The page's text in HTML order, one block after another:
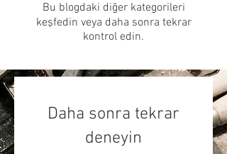
Bu blogdaki diğer kategorileri
keşfedin veya daha sonra tekrar
kontrol edin.
Daha sonra tekrar
deneyin